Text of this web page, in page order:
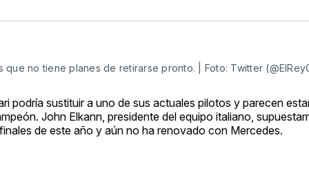
que no tiene planes de retirarse pronto. | Foto: Twitter
podría sustituir a uno de sus actuales pilotos y parecen
John Elkann, presidente del equipo italiano,
de este año y aún no ha renovado con Mercedes.